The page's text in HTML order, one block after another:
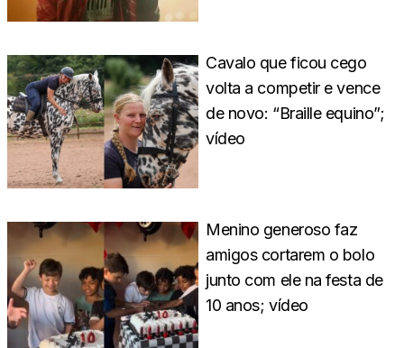
Cavalo que ficou cego
volta a competir e vence
de novo: “Braille equino”;
vídeo
Menino generoso faz
amigos cortarem o bolo
junto com ele na festa de
10 anos; vídeo